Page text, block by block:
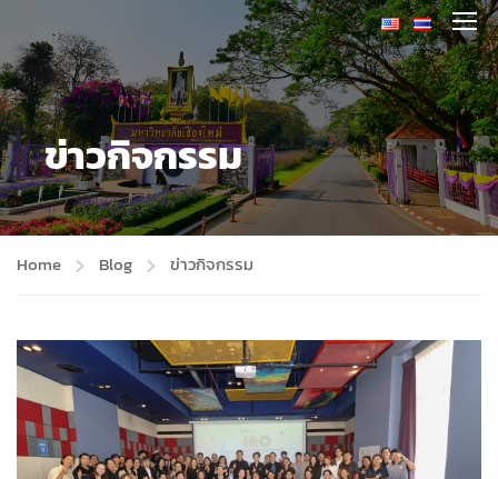
ข่าวกิจกรรม
Home Blog ข่าวกิจกรรม